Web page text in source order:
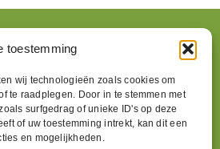
toestemming
wij technologieën zoals cookies om
te raadplegen. Door in te stemmen met
surfgedrag of unieke ID's op deze
of uw toestemming intrekt, kan dit een
en mogelijkheden.
Volg ons